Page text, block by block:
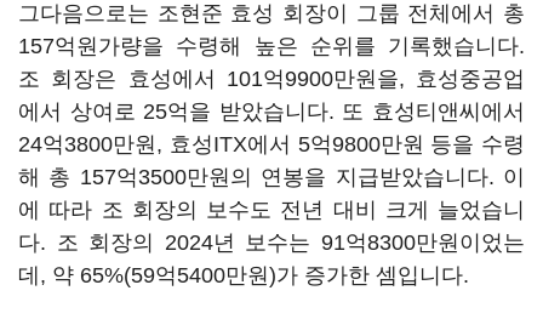
그다음으로는 조현준 효성 회장이 그룹 전체에서 총
157억원가량을 수령해 높은 순위를 기록했습니다.
조 회장은 효성에서 101억9900만원을, 효성중공업
에서 상여로 25억을 받았습니다. 또 효성티앤씨에서
24억3800만원 , 효성ITX에서 5억9800만원 등을 수령
해 총 157억3500만원의 연봉을 지급받았습니다. 이
에 따라 조 회장의 보수도 전년 대비 크게 늘었습니
다. 조 회장의 2024년 보수는91억8300만원이었는
데 , 약 65%(59억5400만원)가 증가한 셈입니다.